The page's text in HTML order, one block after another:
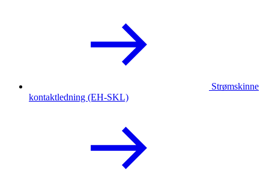
Strømskinne
kontaktledning (EH-SKL)